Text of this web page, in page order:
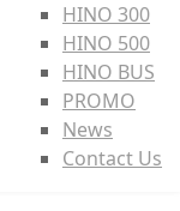
HINO 300
HINO 500
HINO BUS
PROMO
News
Contact Us